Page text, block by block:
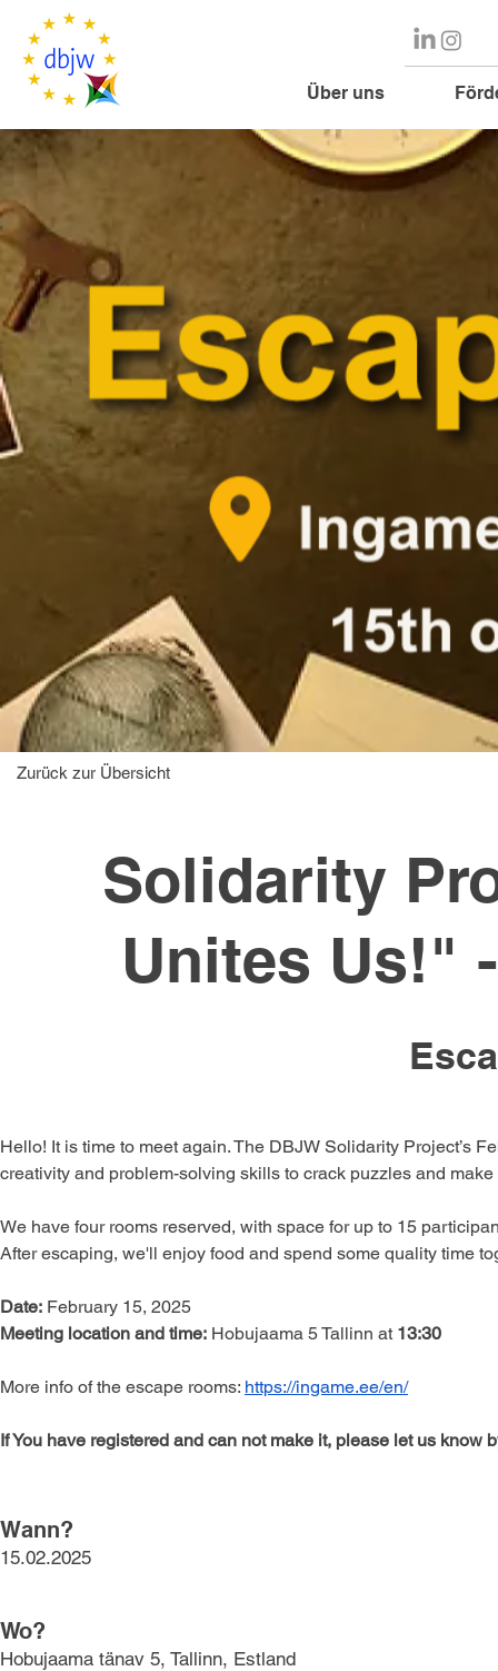
Über uns
Zurück zur Übersicht
Solidarity
Unites Us!"
Hello! It is time to meet again. The DBJW Solidarity Project’s
creativity and problem-solving skills to crack puzzles and
We have four rooms reserved, with space for up to 15
After escaping, we'll enjoy food and spend some quality time
Date: February 15, 2025
Meeting location and time: Hobujaama 5 Tallinn at 13:30
More info of the escape rooms: https://ingame.ee/en/
If You have registered and can not make it, please let us know
Wann?
15.02.2025
Wo?
Hobujaama tänav 5, Tallinn, Estland